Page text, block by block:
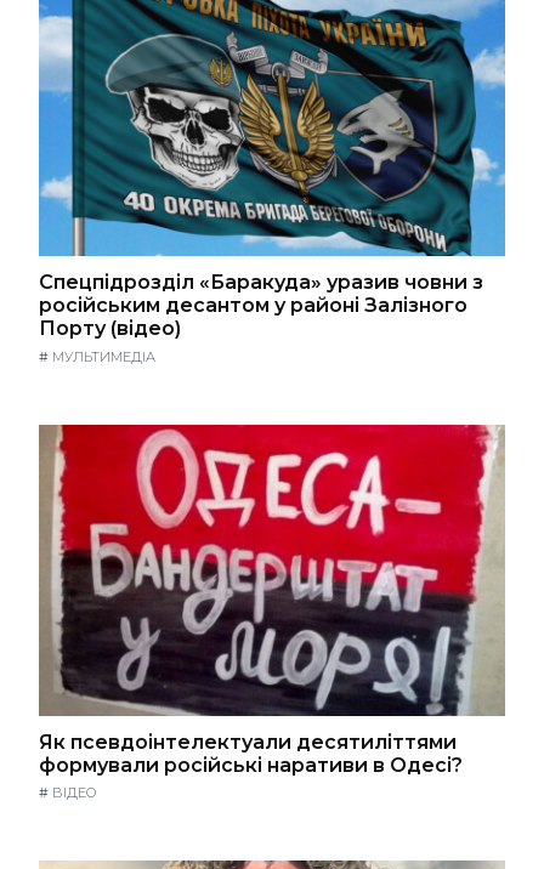
Спецпідрозділ «Баракуда» уразив човни з
російським десантом у районі Залізного
Порту (відео)
# МУЛЬТИМЕДІА
Як псевдоінтелектуали десятиліттями
формували російські наративи в Одесі?
# ВІДЕО